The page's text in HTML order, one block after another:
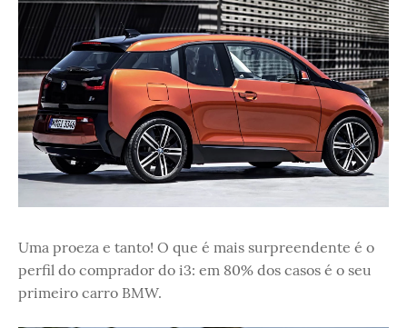
Uma proeza e tanto! O que é mais surpreendente é o
perfil do comprador do i3: em 80% dos casos é o seu
primeiro carro BMW.